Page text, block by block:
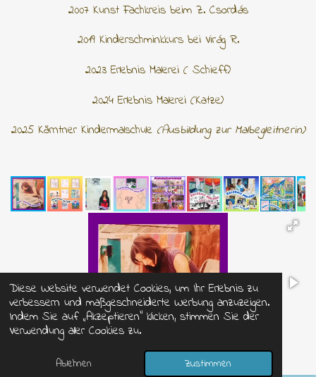
Diese Website verwendet Cookies, um Ihr Erlebnis zu
verbessern und maßgeschneiderte Werbung anzuzeigen.
Indem Sie auf „Akzeptieren“ klicken, stimmen Sie der
Verwendung aller Cookies zu.
Ablehnen Zustimmen
2007 Kunst Fachkreis beim Z. Csordás
2019 Kinderschminkkurs bei Virág R.
2023 Erlebnis Malerei ( Schieff)
2024 Erlebnis Malerei (Katze)
2025 Kärntner Kindermalschule (Ausbildung zur Malbegleitnerin)